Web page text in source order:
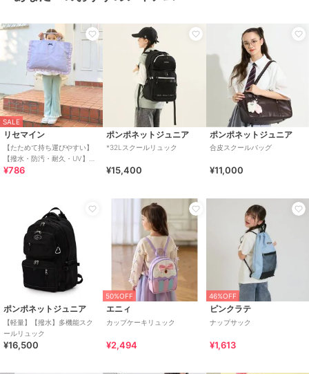
SALE
リセマイン
【たためて持ち運びやすい】
【撥水・防汚・耐久・UV】リ
ボン付きフリルレッスンバッ
¥786
ポンポネットジュニア
*32Lスクールリュック
¥15,400
ポンポネットジュニア
合皮スクールバッグ
¥11,000
ポンポネットジュニア
【軽量】【撥水】多機能スク
ールリュック
¥16,500
50%OFF
エニィ
カップケーキリュック
¥2,494
46%OFF
ピンクラテ
ナップサック
¥1,613